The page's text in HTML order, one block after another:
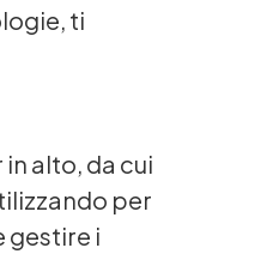
ti
alto, da cui
per
gestire i